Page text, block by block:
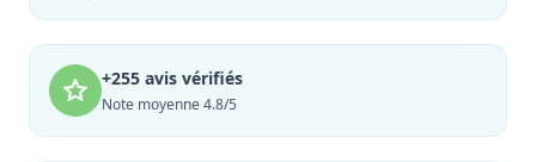
+255 avis vérifiés
Note moyenne 4.8/5